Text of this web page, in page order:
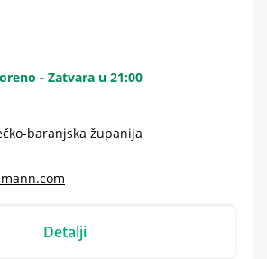
- Zatvara u 21:00
baranjska županija
Detalji